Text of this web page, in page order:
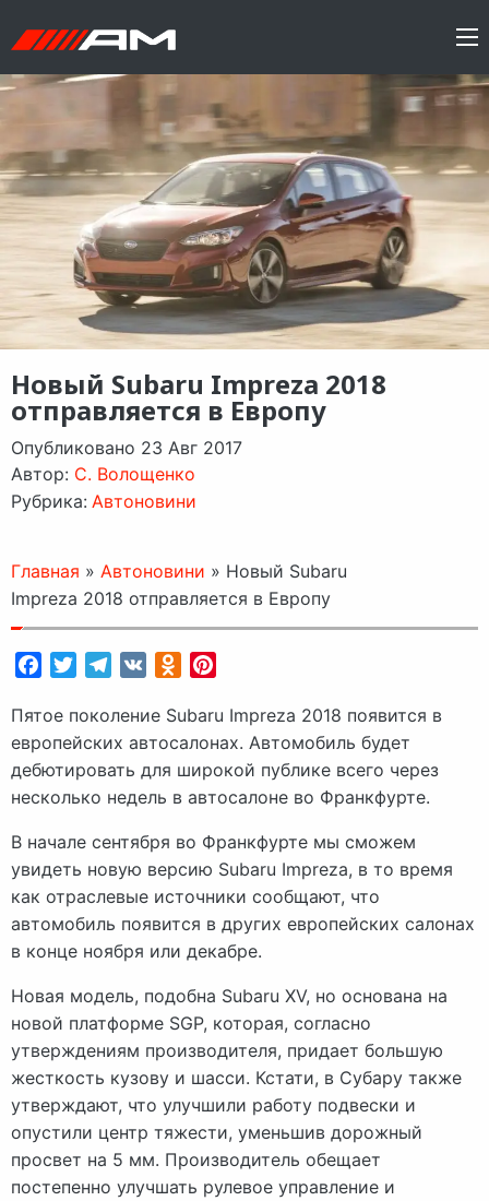
Новый Subaru Impreza 2018
отправляется в Европу
Опубликовано 23 Авг 2017
Автор: C. Волощенко
Рубрика: Автоновини
Главная » Автоновини » Новый Subaru
Impreza 2018 отправляется в Европу
FacebookTwitterTelegram
VK Odnoklassniki
Пятое поколение Subaru Impreza 2018 появится в
европейских автосалонах. Автомобиль будет
дебютировать для широкой публике всего через
несколько недель в автосалоне во Франкфурте.
В начале сентября во Франкфурте мы сможем
увидеть новую версию Subaru Impreza, в то время
как отраслевые источники сообщают, что
автомобиль появится в других европейских салонах
в конце ноября или декабре.
Новая модель, подобна Subaru XV, но основана на
новой платформе SGP, которая, согласно
утверждениям производителя, придает большую
жесткость кузову и шасси. Кстати, в Субару также
утверждают, что улучшили работу подвески и
опустили центр тяжести, уменьшив дорожный
просвет на 5 мм. Производитель обещает
постепенно улучшать рулевое управление и